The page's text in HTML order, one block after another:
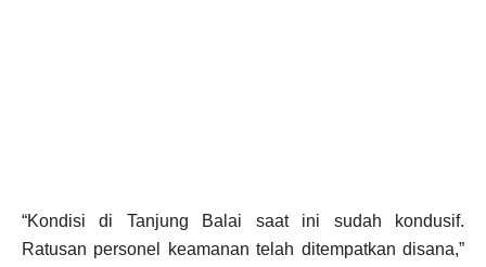
“Kondisi di Tanjung Balai saat ini sudah kondusif.
Ratusan personel keamanan telah ditempatkan disana,”